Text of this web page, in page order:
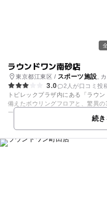
ラウンドワン南砂店
東京都江東区 / スポーツ施設,
3.0
2人が口コミ投
トピレックプラザ内にある「ラウ
備えたボウリングフロアと、驚異
ーナーが自慢のレジャー施設です
ングでは毎日のようにいろいろな
けずに1時間のフリー投球ができ
最新機種を取り入れています。そ
も人気。毎日でも遊びに行きたいス
続